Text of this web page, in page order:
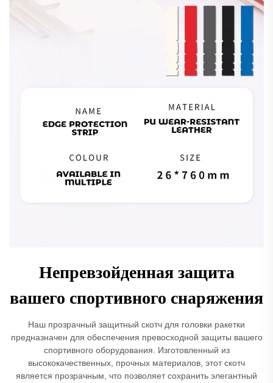
Непревзойденная защита
вашего спортивного снаряжения
Наш прозрачный защитный скотч для головки ракетки
предназначен для обеспечения превосходной защиты вашего
спортивного оборудования. Изготовленный из
высококачественных, прочных материалов, этот скотч
является прозрачным, что позволяет сохранить элегантный